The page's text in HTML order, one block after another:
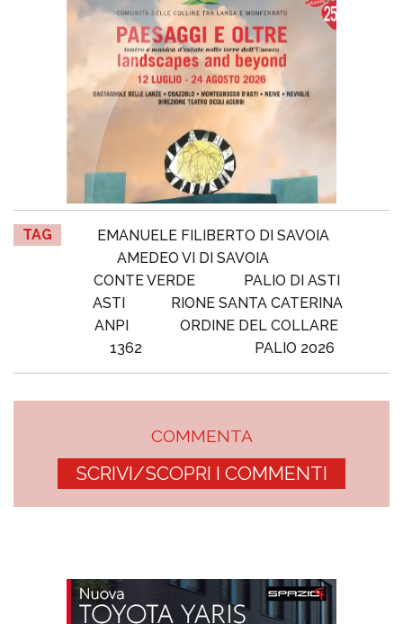
TAG
EMANUELE FILIBERTO DI SAVOIA
AMEDEO VI DI SAVOIA
CONTE VERDE
PALIO DI ASTI
ASTI
RIONE SANTA CATERINA
ANPI
ORDINE DEL COLLARE
1362
PALIO 2026
COMMENTA
SCRIVI/SCOPRI I COMMENTI